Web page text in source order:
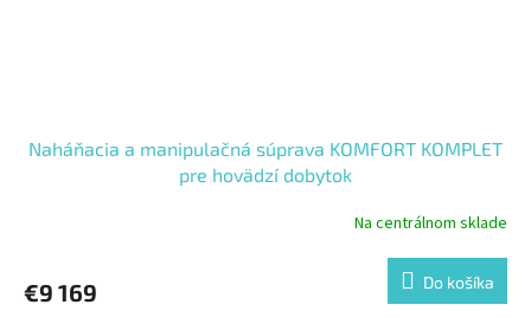
Naháňacia a manipulačná súprava KOMFORT KOMPLET
pre hovädzí dobytok
Na centrálnom sklade
€9 169 Do košíka